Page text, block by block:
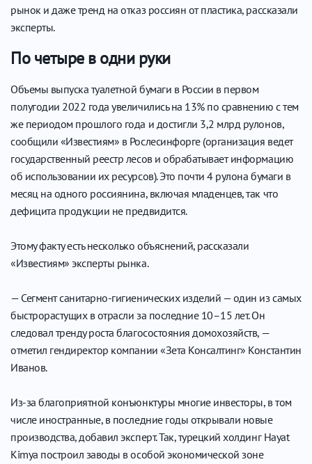
рынок и даже тренд на отказ россиян от пластика, рассказали
эксперты.
По четыре в одни руки
Объемы выпуска туалетной бумаги в России в первом
полугодии 2022 года увеличились на 13% по сравнению с тем
же периодом прошлого года и достигли 3,2 млрд рулонов,
сообщили «Известиям» в Рослесинфорге (организация ведет
государственный реестр лесов и обрабатывает информацию
об использовании их ресурсов). Это почти 4 рулона бумаги в
месяц на одного россиянина, включая младенцев, так что
дефицита продукции не предвидится.
Этому факту есть несколько объяснений, рассказали
«Известиям» эксперты рынка.
— Сегмент санитарно-гигиенических изделий — один из самых
быстрорастущих в отрасли за последние 10–15 лет. Он
следовал тренду роста благосостояния домохозяйств, —
отметил гендиректор компании «Зета Консалтинг» Константин
Иванов.
Из-за благоприятной конъюнктуры многие инвесторы, в том
числе иностранные, в последние годы открывали новые
производства, добавил эксперт. Так, турецкий холдинг Hayat
Kimya построил заводы в особой экономической зоне